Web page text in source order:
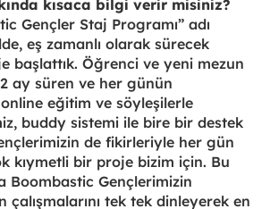
kısaca bilgi verir misiniz?
Gençler Staj Programı” adı
eş zamanlı olarak sürecek
başlattık. Öğrenci ve yeni mezun
ay süren ve her günün
eğitim ve söyleşilerle
buddy sistemi ile bire bir destek
de fikirleriyle her gün
kıymetli bir proje bizim için. Bu
Boombastic Gençlerimizin
çalışmalarını tek tek dinleyerek en